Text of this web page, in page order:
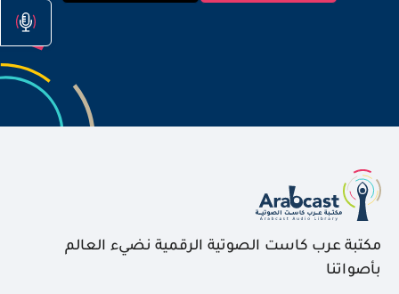
مكتبة عرب كاست الصوتية الرقمية نضيء العالم
بأصواتنا